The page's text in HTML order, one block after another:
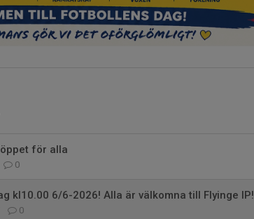
för alla
0
kl10.00 6/6-2026! Alla är välkomna till Flyinge IP!
0